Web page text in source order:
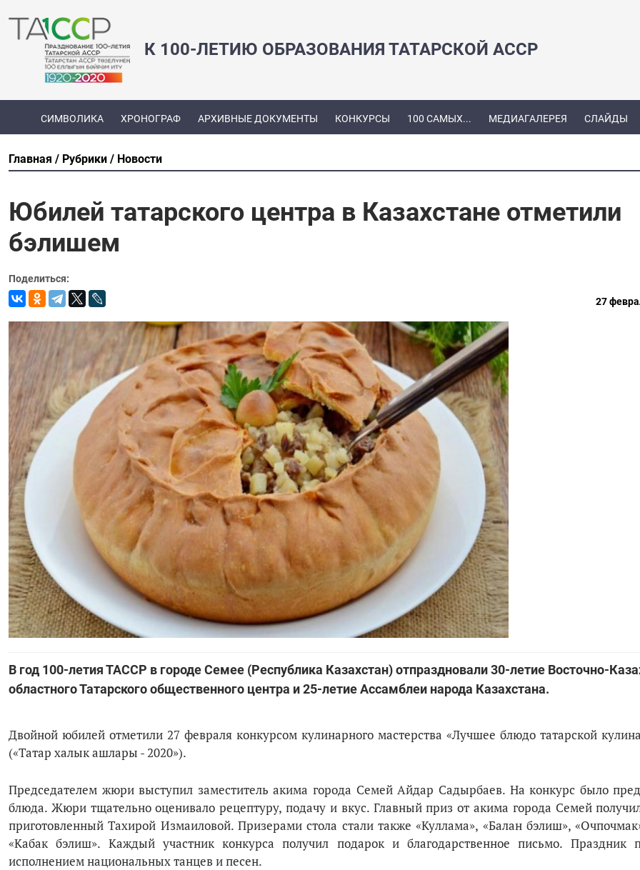
К 100-ЛЕТИЮ ОБРАЗОВАНИЯ ТАТАРСКОЙ АССР
СИМВОЛИКА ХРОНОГРАФ АРХИВНЫЕ ДОКУМЕНТЫ КОНКУРСЫ 100 САМЫХ... МЕДИАГАЛЕРЕЯ СЛАЙДЫ
Главная Рубрики Новости
Юбилей татарского центра в Казахстане отметили
бэлишем
Поделиться:
27
В год 100-летия ТАССР в городе Семее (Республика Казахстан) отпраздновали 30-летие Восточно-
областного Татарского общественного центра и 25-летие Ассамблеи народа Казахстана.
Двойной юбилей отметили 27 февраля конкурсом кулинарного мастерства «Лучшее блюдо татарской
(«Татар халык ашлары - 2020»).
Председателем жюри выступил заместитель акима города Семей Айдар Садырбаев. На конкурс было
блюда. Жюри тщательно оценивало рецептуру, подачу и вкус. Главный приз от акима города Семей
приготовленный Тахирой Измаиловой. Призерами стола стали также «Куллама», «Балан бэлиш»,
«Кабак бэлиш». Каждый участник конкурса получил подарок и благодарственное письмо. Праздник
исполнением национальных танцев и песен.